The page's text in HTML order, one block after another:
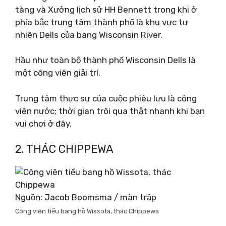
tàng và Xưởng lịch sử HH Bennett trong khi ở
phía bắc trung tâm thành phố là khu vực tự
nhiên Dells của bang Wisconsin River.
Hầu như toàn bộ thành phố Wisconsin Dells là
một công viên giải trí.
Trung tâm thực sự của cuộc phiêu lưu là công
viên nước; thời gian trôi qua thật nhanh khi bạn
vui chơi ở đây.
2. THÁC CHIPPEWA
Nguồn: Jacob Boomsma / màn trập
Công viên tiểu bang hồ Wissota, thác Chippewa